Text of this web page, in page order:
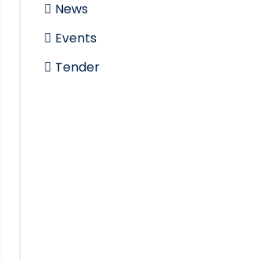
News
Events
Tender